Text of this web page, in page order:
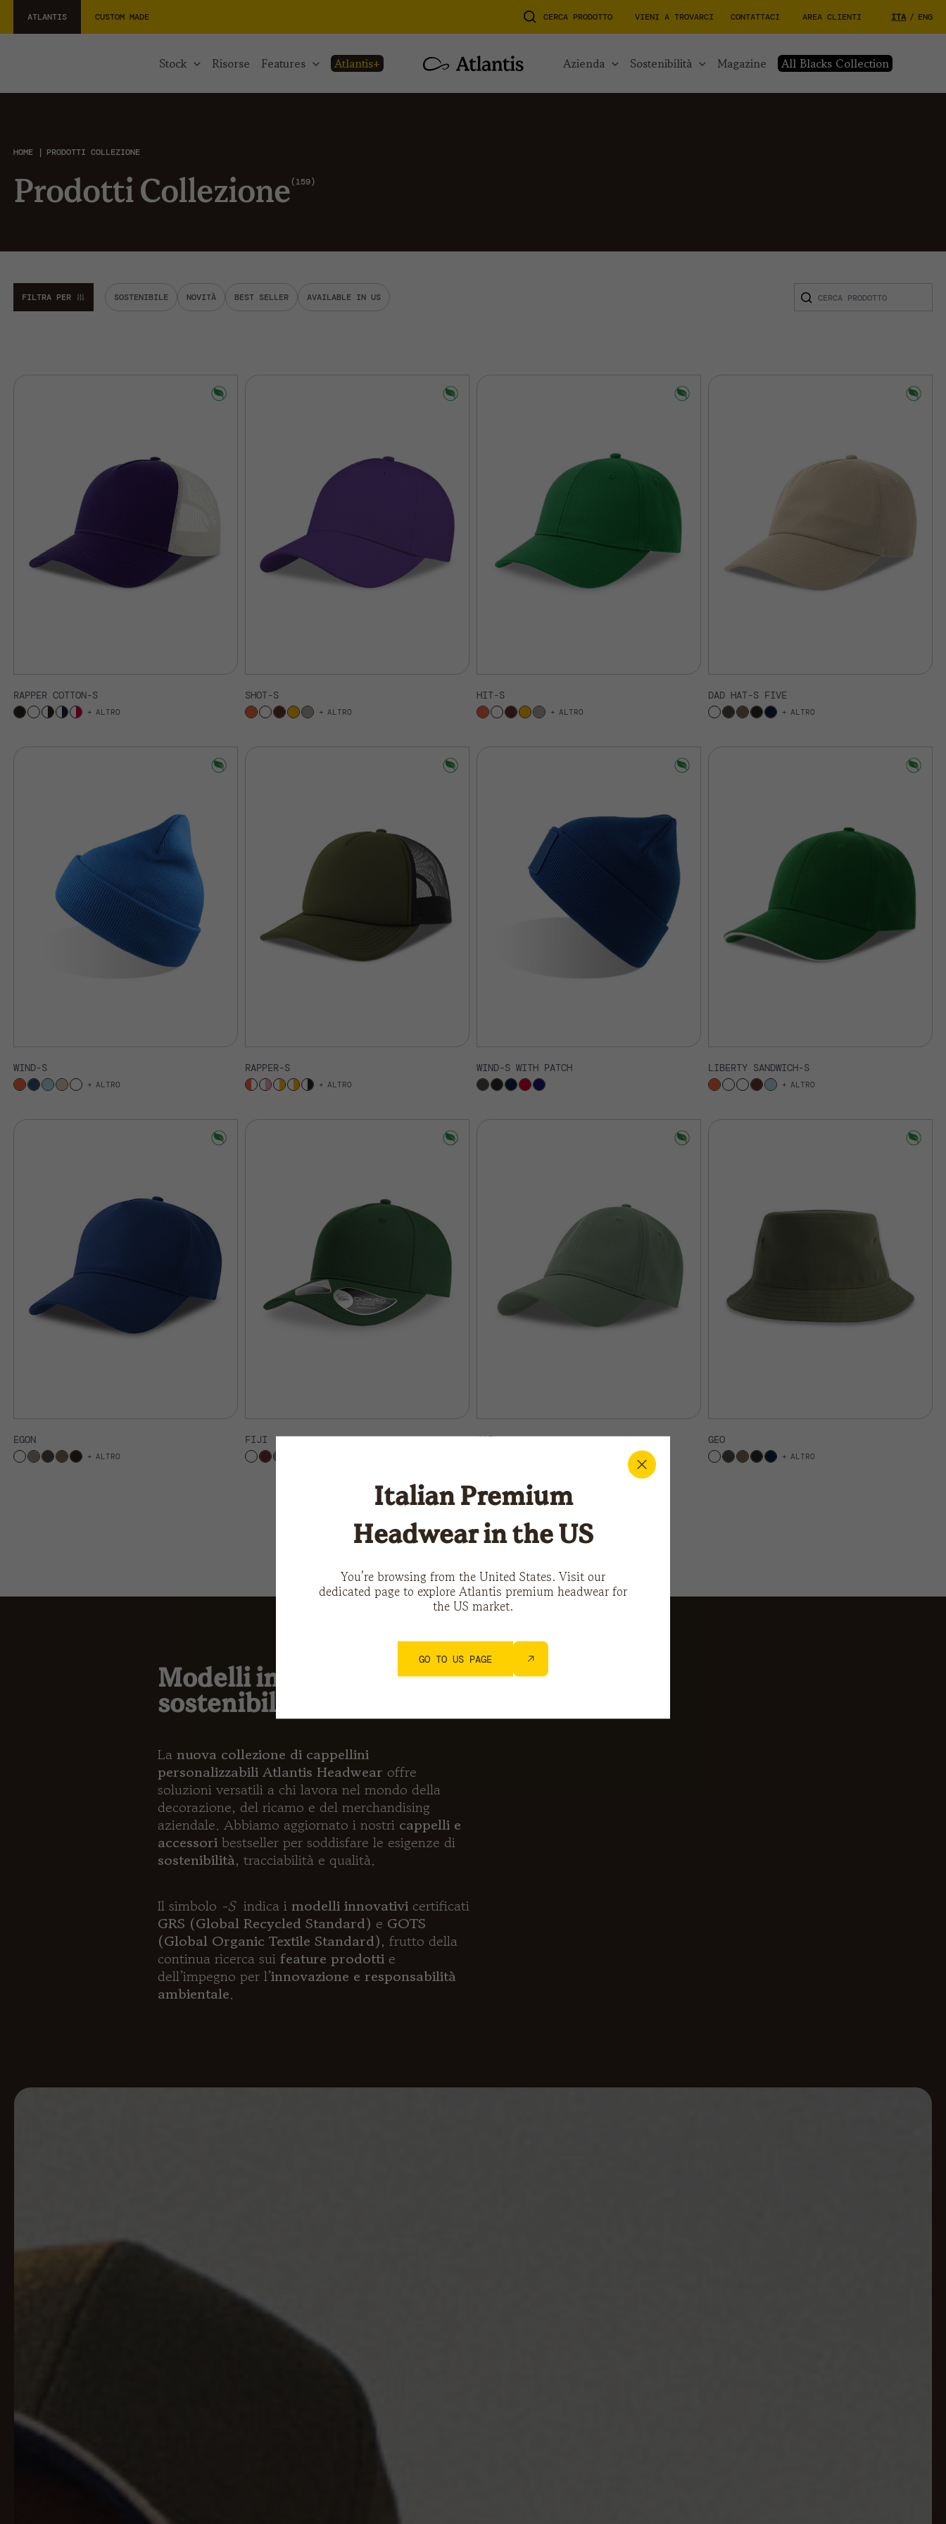
ATLANTIS CUSTOM MADE CERCA PRODOTTO VIENI A TROVARCI CONTATTACI AREA CLIENTI ITA / ENG
stock risorse features atlantis+ azienda sostenibilità magazine All Blacks Collection
HOME PRODOTTI COLLEZIONE
Prodotti Collezione 159
FILTRA PER SOSTENIBILE NOVITÀ BEST SELLER AVAILABLE IN US
RAPPER COTTON-S
ALTRO
SHOT-S
ALTRO
HIT-S
ALTRO
DAD HAT-S FIVE
ALTRO
WIND-S
ALTRO
RAPPER-S
ALTRO
WIND-S WITH PATCH LIBERTY SANDWICH-S
ALTRO
EGON
ALTRO
FIJI KAI GEO
ALTRO
CARICA ALTRO
Modelli innovativi e
sostenibili per le aziende
La nuova collezione di cappellini
personalizzabili Atlantis Headwear offre
soluzioni versatili a chi lavora nel mondo della
decorazione, del ricamo e del merchandising
aziendale. Abbiamo aggiornato i nostri cappelli e
accessori bestseller per soddisfare le esigenze di
sostenibilità, tracciabilità e qualità.
Il simbolo -Sindica i modelli innovativi certificati
GRS (Global Recycled Standard) e GOTS
(Global Organic Textile Standard), frutto della
continua ricerca sui feature prodotti e
dell’impegno per l’innovazione e responsabilità
ambientale.
Italian Premium
Headwear in the US
You’re browsing from the United States. Visit our
dedicated page to explore Atlantis premium headwear for
the US market.
GO TO US PAGE